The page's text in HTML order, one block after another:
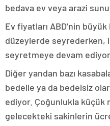
bedava ev veya arazi
Ev fiyatları ABD’nin
düzeylerde seyrederken,
seyretmeye devam ediyor.
Diğer yandan bazı
bedelle ya da bedelsiz
ediyor. Çoğunlukla küçük
gelecekteki sakinlerin